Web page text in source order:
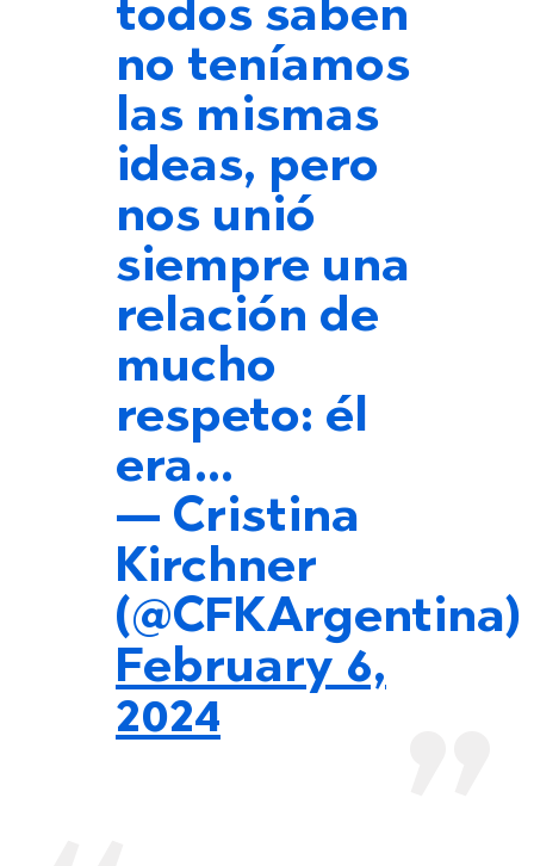
todos saben
no teníamos
las mismas
ideas, pero
nos unió
siempre una
relación de
mucho
respeto: él
era…
— Cristina
Kirchner
(@CFKArgentina)
February 6,
2024